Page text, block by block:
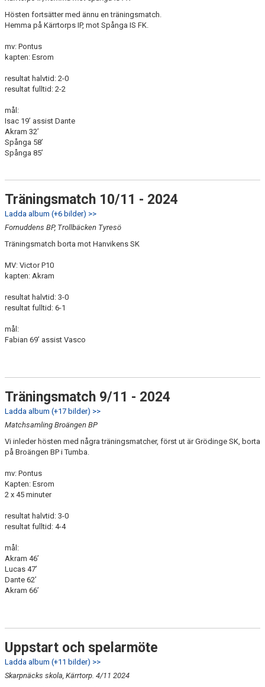
Hösten fortsätter med ännu en träningsmatch.
Hemma på Kärrtorps IP, mot Spånga IS FK.
mv: Pontus
kapten: Esrom
resultat halvtid: 2-0
resultat fulltid: 2-2
mål:
Isac 19’ assist Dante
Akram 32’
Spånga 58’
Spånga 85’
Träningsmatch 10/11 - 2024
Ladda album (+6 bilder) >>
Fornuddens BP, Trollbäcken Tyresö
Träningsmatch borta mot Hanvikens SK
MV: Victor P10
kapten: Akram
resultat halvtid: 3-0
resultat fulltid: 6-1
mål:
Fabian 69’ assist Vasco
Träningsmatch 9/11 - 2024
Ladda album (+17 bilder) >>
Matchsamling Broängen BP
Vi inleder hösten med några träningsmatcher, först ut är Grödinge SK, borta
på Broängen BP i Tumba.
mv: Pontus
Kapten: Esrom
2 x 45 minuter
resultat halvtid: 3-0
resultat fulltid: 4-4
mål:
Akram 46’
Lucas 47’
Dante 62’
Akram 66’
Uppstart och spelarmöte
Ladda album (+11 bilder) >>
Skarpnäcks skola, Kärrtorp. 4/11 2024